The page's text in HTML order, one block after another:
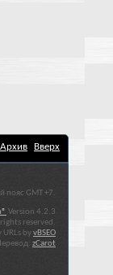
Архив Вверх
пояс GMT +7.
Version 4.2.3
reserved.
URLs byvBSEO
zCarot